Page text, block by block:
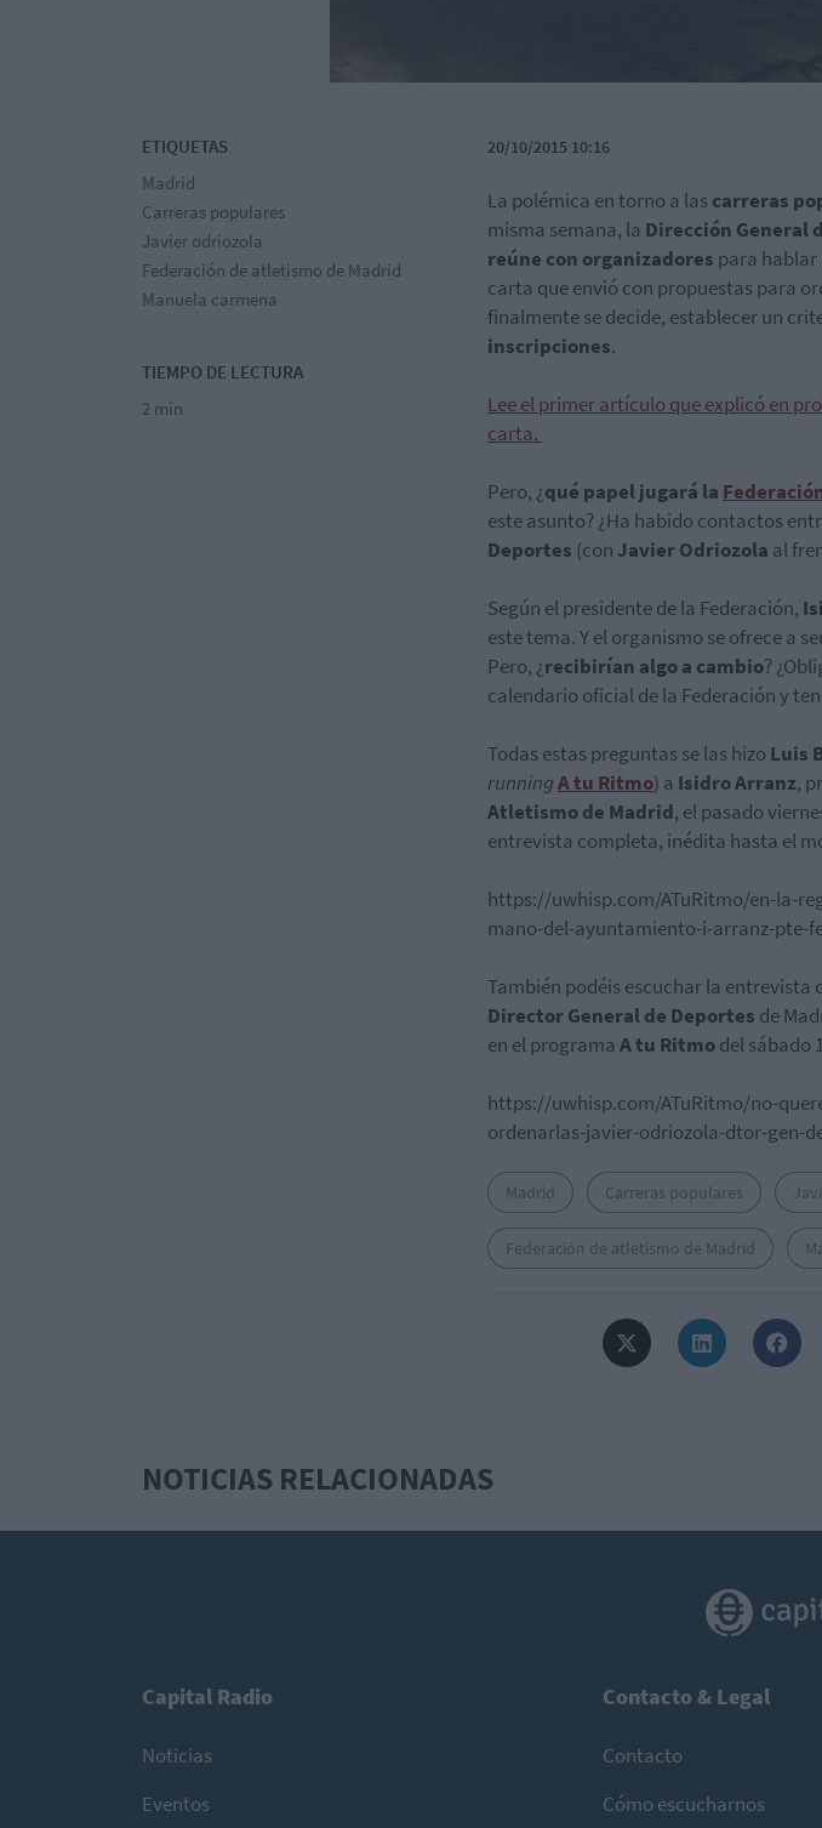
ETIQUETAS
Madrid
Carreras populares
Javier odriozola
Federación de atletismo de Madrid
Manuela carmena
TIEMPO DE LECTURA
2 min
20/10/2015 10:16
La polémica en torno a lascarreras
misma semana, la Dirección General
reúne con organizadores para hablar
carta que envió con propuestas para
finalmente se decide, establecer un
inscripciones.
Lee el primer artículo que explicó en
carta.
Pero, ¿qué papel jugará la
este asunto? ¿Ha habido contactos
Deportes (con Javier Odriozola al
Según el presidente de la Federación,
este tema. Y el organismo se ofrece a
Pero, ¿recibirían algo a cambio?
calendario oficial de la Federación y
Todas estas preguntas se las hizo Luis
runningA tu Ritmo) a Isidro Arranz,
Atletismo de Madrid, el pasado
entrevista completa, inédita hasta el
https://uwhisp.com/ATuRitmo/en-la-
mano-del-ayuntamiento-i-arranz-pte-
También podéis escuchar la entrevista
Director General de Deportes de
en el programa A tu Ritmodel sábado
https://uwhisp.com/ATuRitmo/no-
ordenarlas-javier-odriozola-dtor-gen-
Madrid Carreras populares
Federación de atletismo de Madrid
NOTICIAS RELACIONADAS
Capital Radio
Noticias
Eventos
Contacto & Legal
Contacto
Cómo escucharnos